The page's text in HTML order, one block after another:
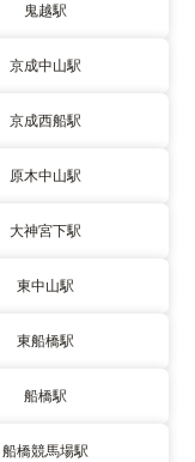
鬼越駅
京成中山駅
京成西船駅
原木中山駅
大神宮下駅
東中山駅
東船橋駅
船橋駅
船橋競馬場駅